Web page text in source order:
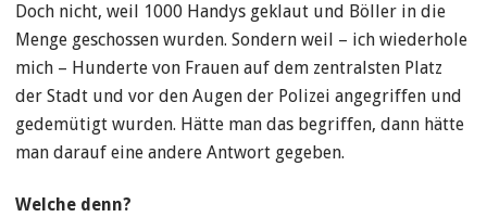
Doch nicht, weil 1000 Handys geklaut und Böller in die
Menge geschossen wurden. Sondern weil – ich wiederhole
mich – Hunderte von Frauen auf dem zentralsten Platz
der Stadt und vor den Augen der Polizei angegriffen und
gedemütigt wurden. Hätte man das begriffen, dann hätte
man darauf eine andere Antwort gegeben.
Welche denn?